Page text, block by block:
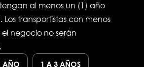
al menos un (1) año
transportistas con menos
negocio no serán
AÑO 1 A 3 AÑOS